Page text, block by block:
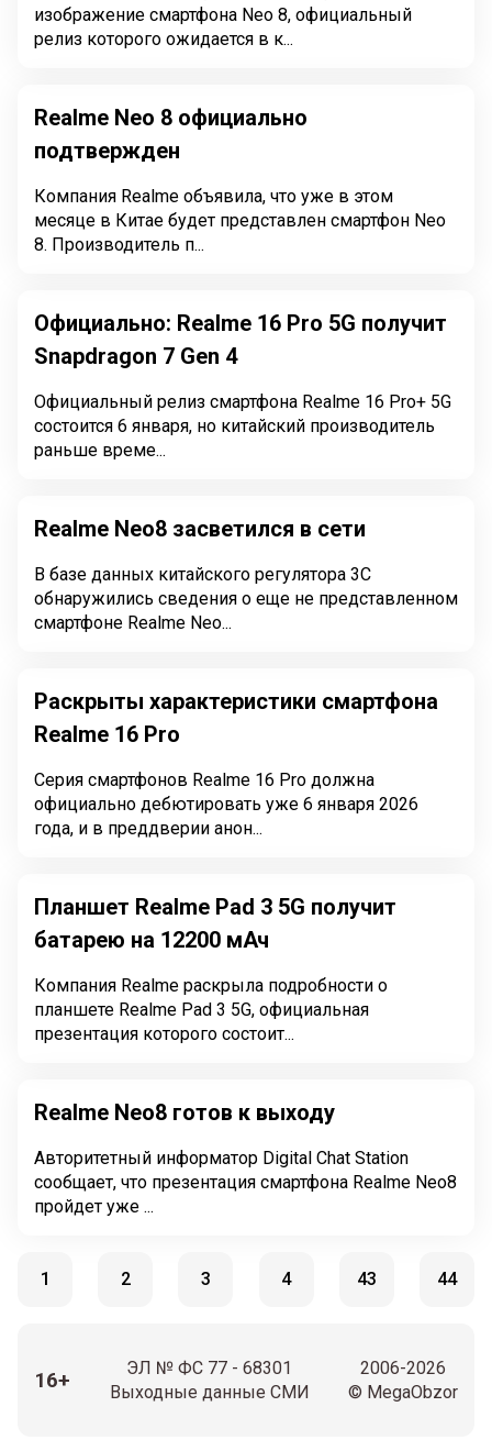
изображение смартфона Neo 8, официальный
релиз которого ожидается в к...
Realme Neo 8 официально
подтвержден
Компания Realme объявила, что уже в этом
месяце в Китае будет представлен смартфон Neo
8. Производитель п...
Официально: Realme 16 Pro 5G получит
Snapdragon 7 Gen 4
Официальный релиз смартфона Realme 16 Pro+ 5G
состоится 6 января, но китайский производитель
раньше време...
Realme Neo8 засветился в сети
В базе данных китайского регулятора 3C
обнаружились сведения о еще не представленном
смартфоне Realme Neo...
Раскрыты характеристики смартфона
Realme 16 Pro
Серия смартфонов Realme 16 Pro должна
официально дебютировать уже 6 января 2026
года, и в преддверии анон...
Планшет Realme Pad 3 5G получит
батарею на 12200 мАч
Компания Realme раскрыла подробности о
планшете Realme Pad 3 5G, официальная
презентация которого состоит...
Realme Neo8 готов к выходу
Авторитетный информатор Digital Chat Station
сообщает, что презентация смартфона Realme Neo8
пройдет уже ...
1 2 3 4 43 44
16+
ЭЛ № ФС 77 - 68301
Выходные данные СМИ
2006-2026
© MegaObzor